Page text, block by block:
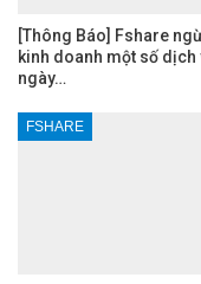
[Thông Báo] Fshare
kinh doanh một số dịch
ngày…
FSHARE